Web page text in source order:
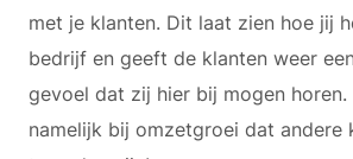
met je klanten. Dit laat zien hoe jij
bedrijf en geeft de klanten weer
gevoel dat zij hier bij mogen
namelijk bij omzetgroei dat andere